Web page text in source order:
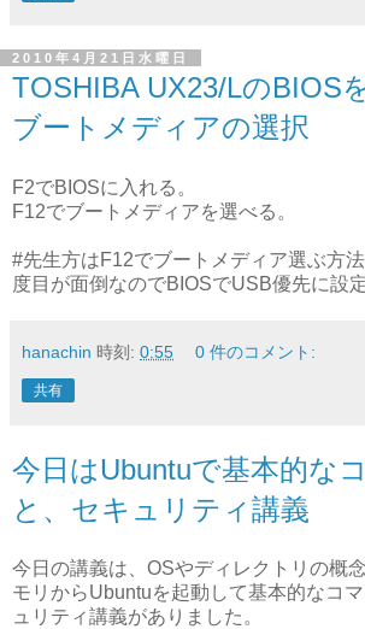
2010年4月21日水曜日
TOSHIBA UX23/LのBIOS
ブートメディアの選択
F2でBIOSに入れる。
F12でブートメディアを選べる。
#先生方はF12でブートメディア選ぶ方
度目が面倒なのでBIOSでUSB優先に設定
hanachin 時刻: 0:55 0 件のコメント:
共有
今日はUbuntuで基本的な
と、セキュリティ講義
今日の講義は、OSやディレクトリの概
モリからUbuntuを起動して基本的なコ
ュリティ講義がありました。